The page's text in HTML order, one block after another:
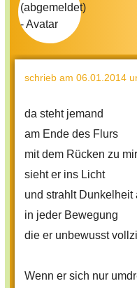
schrieb am 06.01.2014
da steht jemand
am Ende des Flurs
mit dem Rücken zu mir
sieht er ins Licht
und strahlt Dunkelheit
in jeder Bewegung
die er unbewusst
Wenn er sich nur